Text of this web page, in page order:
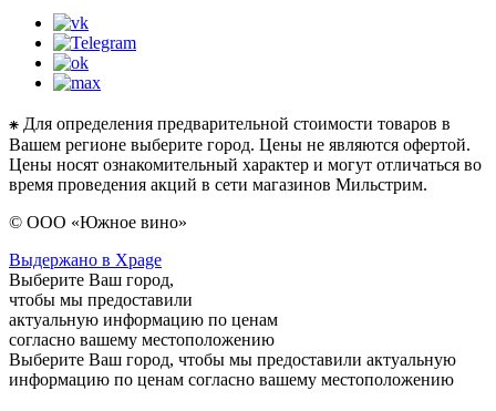
⁕ Для определения предварительной стоимости товаров в
Вашем регионе выберите город. Цены не являются офертой.
Цены носят ознакомительный характер и могут отличаться во
время проведения акций в сети магазинов Мильстрим.
© ООО «Южное вино»
Выдержано в Xpage
Выберите Ваш город,
чтобы мы предоставили
актуальную информацию по ценам
согласно вашему местоположению
Выберите Ваш город, чтобы мы предоставили актуальную
информацию по ценам согласно вашему местоположению